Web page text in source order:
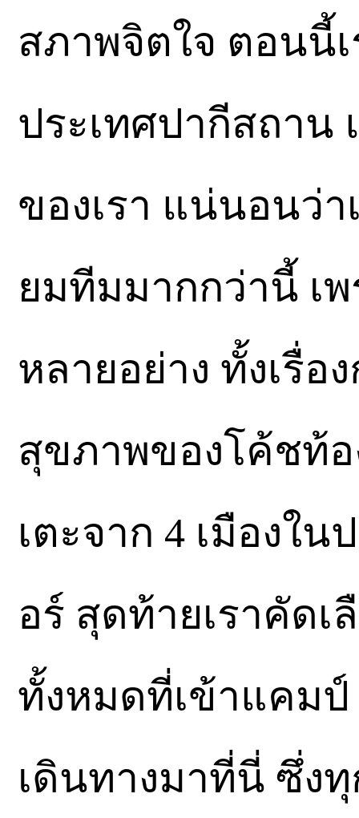
สภาพจิตใจ ตอนนี้
ประเทศปากีสถาน
ของเรา แน่นอนว่า
ยมทีมมากกว่านี้ เ
หลายอย่าง ทั้งเรื่
สุขภาพของโค้ชท้
เตะจาก 4 เมืองใ
อร์ สุดท้ายเราคัด
ทั้งหมดที่เข้าแคม
เดินทางมาที่นี่ ซึ่ง